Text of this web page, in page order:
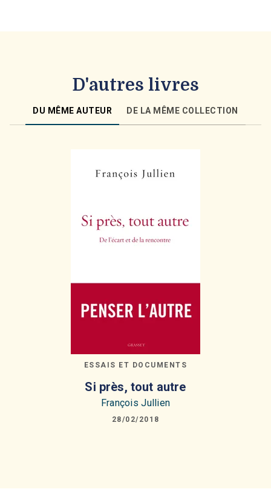
D'autres livres
DU MÊME AUTEUR DE LA MÊME COLLECTION
ESSAIS ET DOCUMENTS
Si près, tout autre
François Jullien
28/02/2018